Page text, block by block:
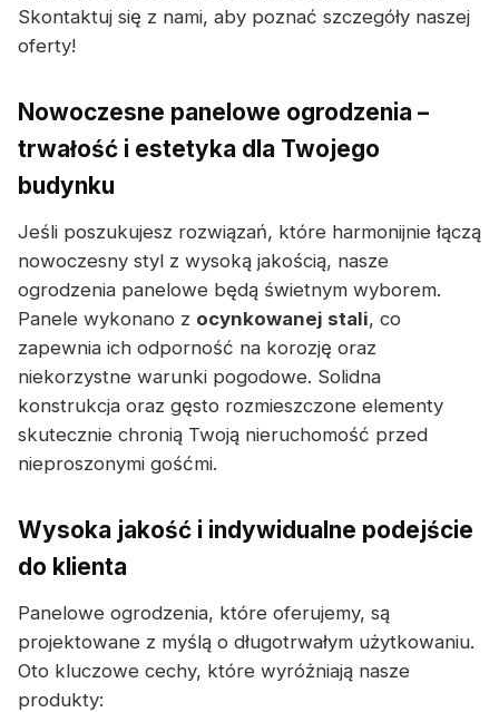
Skontaktuj się z nami, aby poznać szczegóły naszej
oferty!
Nowoczesne panelowe ogrodzenia –
trwałość i estetyka dla Twojego
budynku
Jeśli poszukujesz rozwiązań, które harmonijnie łączą
nowoczesny styl z wysoką jakością, nasze
ogrodzenia panelowe będą świetnym wyborem.
Panele wykonano z ocynkowanej stali, co
zapewnia ich odporność na korozję oraz
niekorzystne warunki pogodowe. Solidna
konstrukcja oraz gęsto rozmieszczone elementy
skutecznie chronią Twoją nieruchomość przed
nieproszonymi gośćmi.
Wysoka jakość i indywidualne podejście
do klienta
Panelowe ogrodzenia, które oferujemy, są
projektowane z myślą o długotrwałym użytkowaniu.
Oto kluczowe cechy, które wyróżniają nasze
produkty: